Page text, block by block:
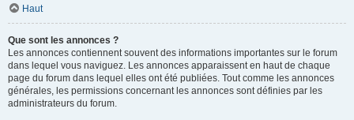
Haut
Que sont les annonces ?
Les annonces contiennent souvent des informations importantes sur le forum
dans lequel vous naviguez. Les annonces apparaissent en haut de chaque
page du forum dans lequel elles ont été publiées. Tout comme les annonces
générales, les permissions concernant les annonces sont définies par les
administrateurs du forum.